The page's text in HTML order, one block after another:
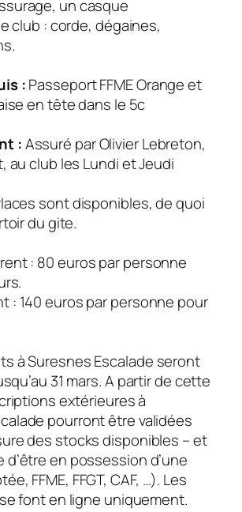
un casque
club : corde, dégaines,
:Passeport FFME Orange et
en tête dans le 5c
:Assuré par Olivier Lebreton,
au club les Lundi et Jeudi
sont disponibles, de quoi
du gite.
: 80 euros par personne
: 140 euros par personne pour
à Suresnes Escalade seront
31 mars. A partir de cette
extérieures à
pourront être validées
des stocks disponibles – et
d’être en possession d’une
FFME, FFGT, CAF, …). Les
font en ligne uniquement.